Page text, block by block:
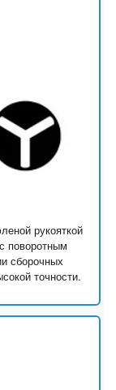
рукояткой
поворотным
сборочных
точности.